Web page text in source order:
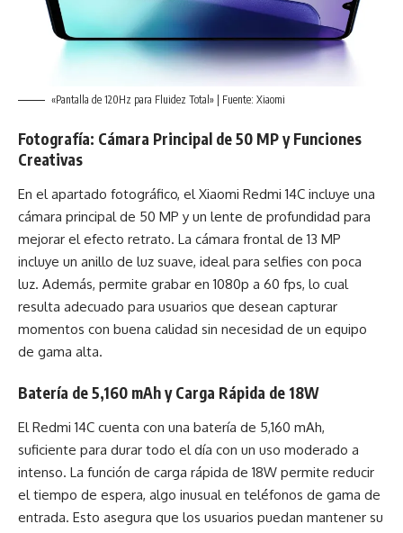
«Pantalla de 120Hz para Fluidez Total» | Fuente: Xiaomi
Fotografía: Cámara Principal de 50 MP y Funciones
Creativas
En el apartado fotográfico, el Xiaomi Redmi 14C incluye una
cámara principal de 50 MP y un lente de profundidad para
mejorar el efecto retrato. La cámara frontal de 13 MP
incluye un anillo de luz suave, ideal para selfies con poca
luz. Además, permite grabar en 1080p a 60 fps, lo cual
resulta adecuado para usuarios que desean capturar
momentos con buena calidad sin necesidad de un equipo
de gama alta.
Batería de 5,160 mAh y Carga Rápida de 18W
El Redmi 14C cuenta con una batería de 5,160 mAh,
suficiente para durar todo el día con un uso moderado a
intenso. La función de carga rápida de 18W permite reducir
el tiempo de espera, algo inusual en teléfonos de gama de
entrada. Esto asegura que los usuarios puedan mantener su